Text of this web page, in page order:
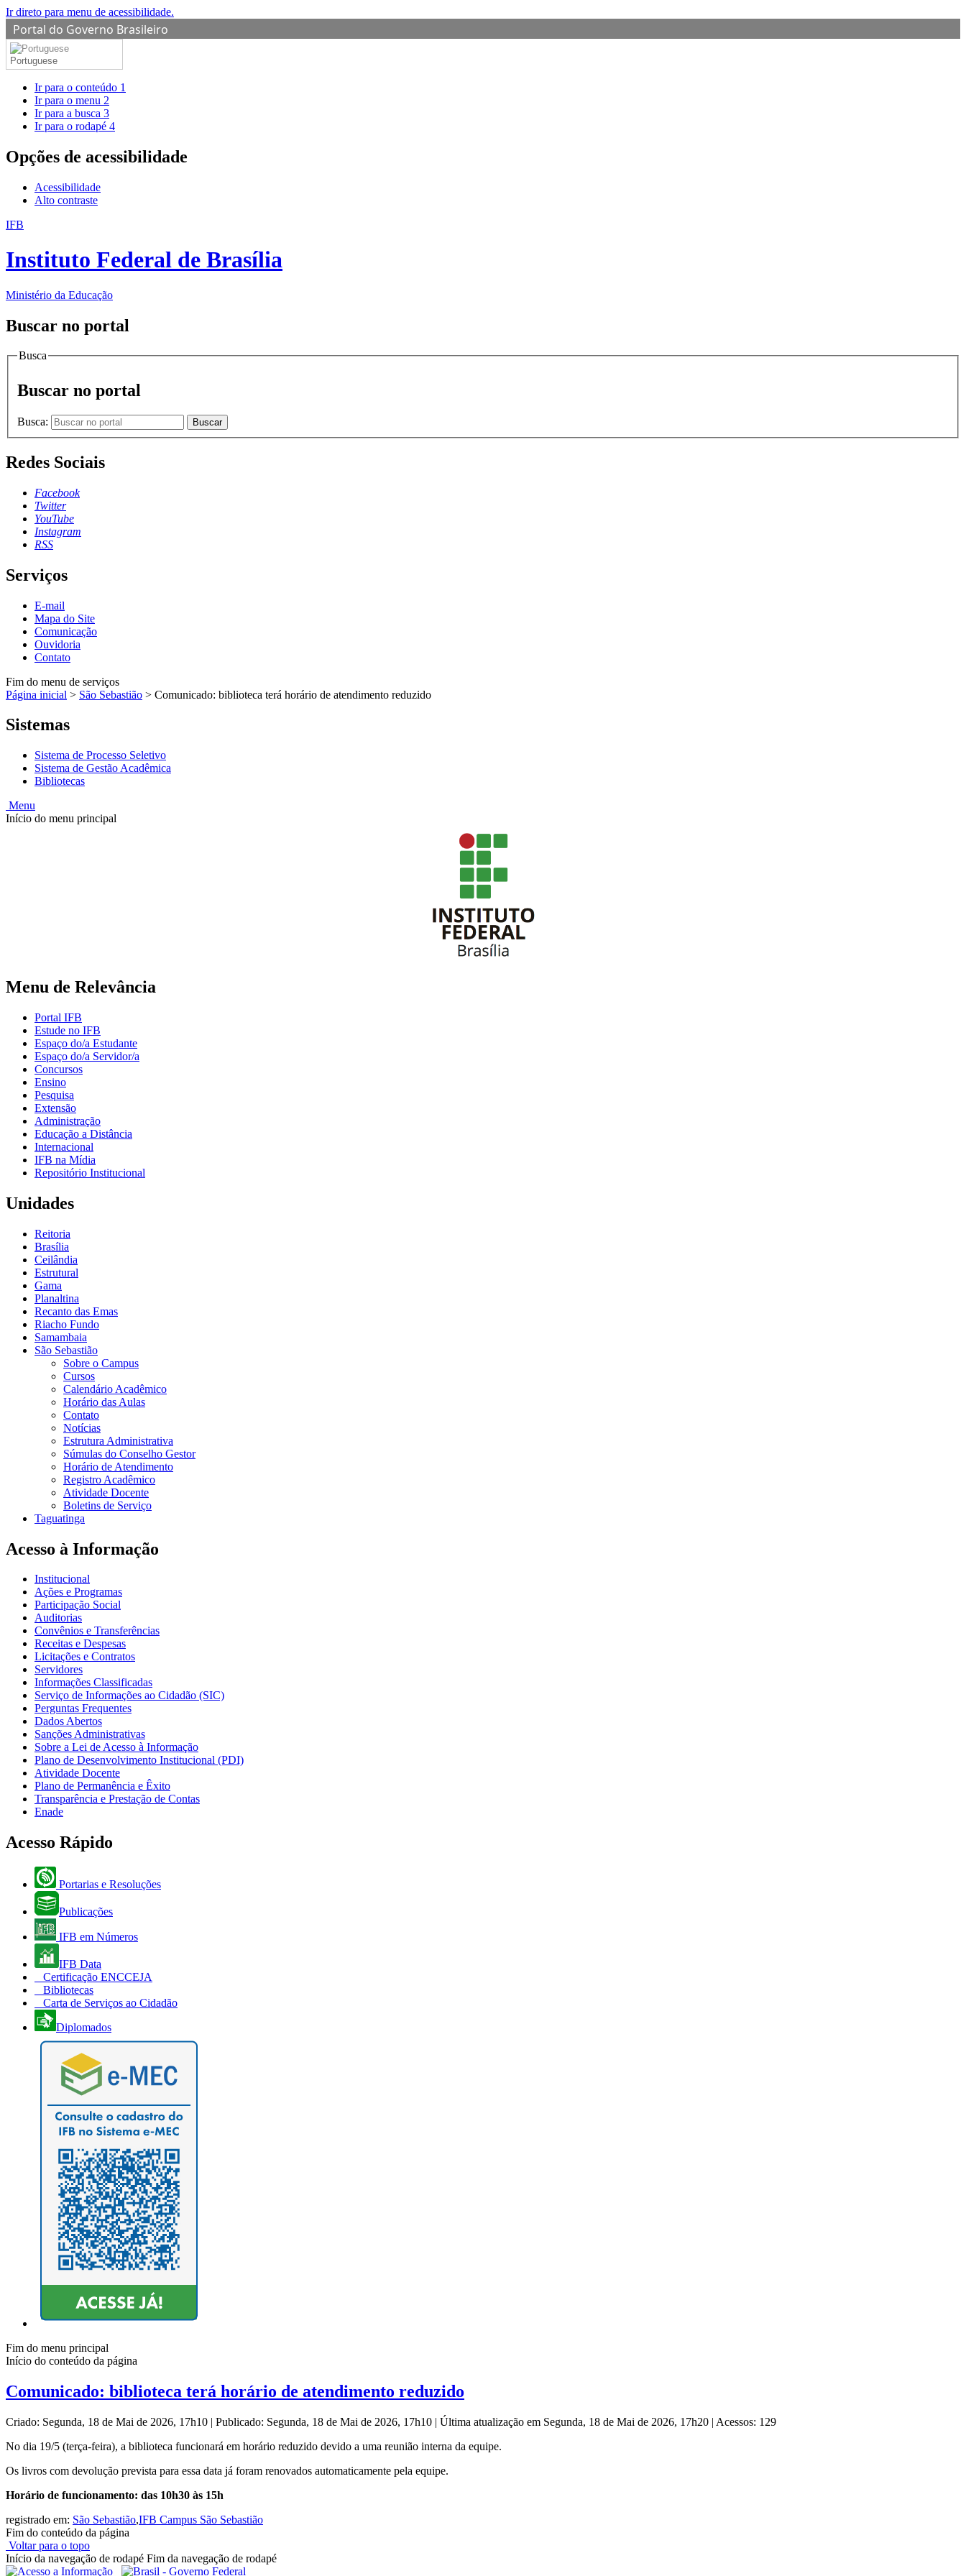
Ir direto para menu de acessibilidade.
Portal do Governo Brasileiro
Portuguese
Ir para o conteúdo 1
Ir para o menu 2
Ir para a busca 3
Ir para o rodapé 4
Opções de acessibilidade
Acessibilidade
Alto contraste
IFB
Instituto Federal de Brasília
Ministério da Educação
Buscar no portal
Busca
Buscar no portal
Busca: Buscar
Redes Sociais
Facebook
Twitter
YouTube
Instagram
RSS
Serviços
E-mail
Mapa do Site
Comunicação
Ouvidoria
Contato
Fim do menu de serviços
Página inicial > São Sebastião > Comunicado: biblioteca terá horário de atendimento reduzido
Sistemas
Sistema de Processo Seletivo
Sistema de Gestão Acadêmica
Bibliotecas
Menu
Início do menu principal
Menu de Relevância
Portal IFB
Estude no IFB
Espaço do/a Estudante
Espaço do/a Servidor/a
Concursos
Ensino
Pesquisa
Extensão
Administração
Educação a Distância
Internacional
IFB na Mídia
Repositório Institucional
Unidades
Reitoria
Brasília
Ceilândia
Estrutural
Gama
Planaltina
Recanto das Emas
Riacho Fundo
Samambaia
São Sebastião
Sobre o Campus
Cursos
Calendário Acadêmico
Horário das Aulas
Contato
Notícias
Estrutura Administrativa
Súmulas do Conselho Gestor
Horário de Atendimento
Registro Acadêmico
Atividade Docente
Boletins de Serviço
Taguatinga
Acesso à Informação
Institucional
Ações e Programas
Participação Social
Auditorias
Convênios e Transferências
Receitas e Despesas
Licitações e Contratos
Servidores
Informações Classificadas
Serviço de Informações ao Cidadão (SIC)
Perguntas Frequentes
Dados Abertos
Sanções Administrativas
Sobre a Lei de Acesso à Informação
Plano de Desenvolvimento Institucional (PDI)
Atividade Docente
Plano de Permanência e Êxito
Transparência e Prestação de Contas
Enade
Acesso Rápido
Portarias e Resoluções
Publicações
IFB em Números
IFB Data
Certificação ENCCEJA
Bibliotecas
Carta de Serviços ao Cidadão
Diplomados
Fim do menu principal
Início do conteúdo da página
Comunicado: biblioteca terá horário de atendimento reduzido
Criado: Segunda, 18 de Mai de 2026, 17h10 | Publicado: Segunda, 18 de Mai de 2026, 17h10 | Última atualização em Segunda, 18 de Mai de 2026, 17h20 | Acessos: 129
No dia 19/5 (terça-feira), a biblioteca funcionará em horário reduzido devido a uma reunião interna da equipe.
Os livros com devolução prevista para essa data já foram renovados automaticamente pela equipe.
Horário de funcionamento: das 10h30 às 15h
registrado em: São Sebastião,IFB Campus São Sebastião
Fim do conteúdo da página
Voltar para o topo
Início da navegação de rodapé Fim da navegação de rodapé